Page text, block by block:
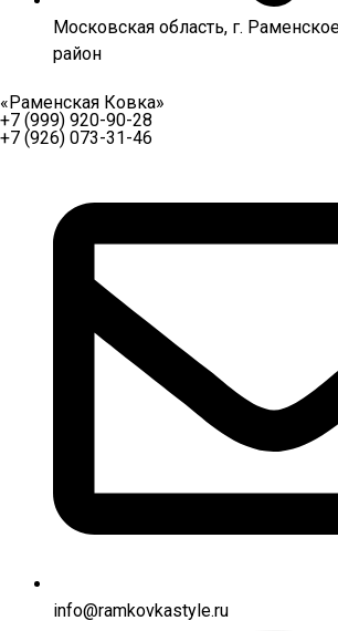
Московская область, г.
район
«Раменская Ковка»
+7 (999) 920-90-28
+7 (926) 073-31-46
info@ramkovkastyle.ru